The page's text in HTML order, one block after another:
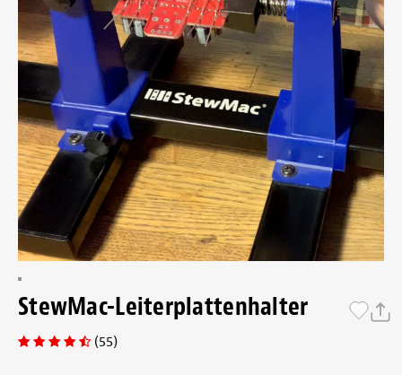
StewMac-Leiterplattenhalter
(55)